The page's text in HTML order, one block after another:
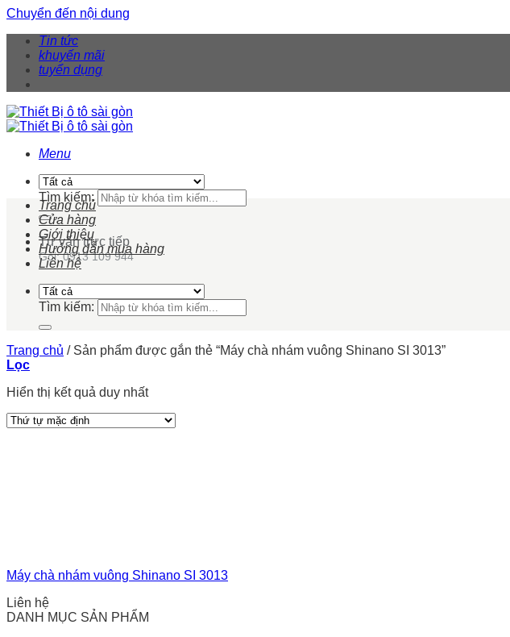
Chuyển đến nội dung
Tin tức
khuyến mãi
tuyển dụng
Menu
Tìm kiếm:
Tư vấn trực tiếp
Gọi: 0913 109 944
Trang chủ
Cửa hàng
Giới thiệu
Hướng dẫn mua hàng
Liên hệ
Tìm kiếm:
Trang chủ /Sản phẩm được gắn thẻ “Máy chà nhám vuông Shinano SI 3013”
Lọc
Hiển thị kết quả duy nhất
Máy chà nhám vuông Shinano SI 3013
Liên hệ
DANH MỤC SẢN PHẨM